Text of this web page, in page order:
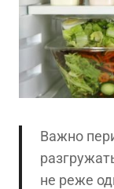
Важно
не реже